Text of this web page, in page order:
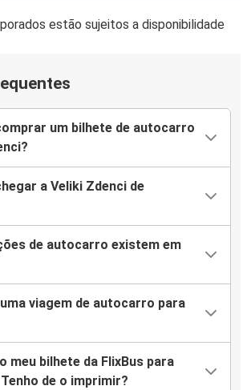
estão sujeitos a disponibilidade
um bilhete de autocarro
a Veliki Zdenci de
de autocarro existem em
viagem de autocarro para
meu bilhete da FlixBus para
de o imprimir?